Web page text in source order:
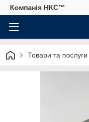
Компанія НКС™
Товари та послуги